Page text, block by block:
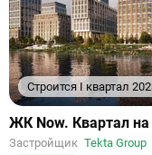
Строится I квартал
Ссылка
объект
ЖК Now. Квартал
Застройщик Tekta Group